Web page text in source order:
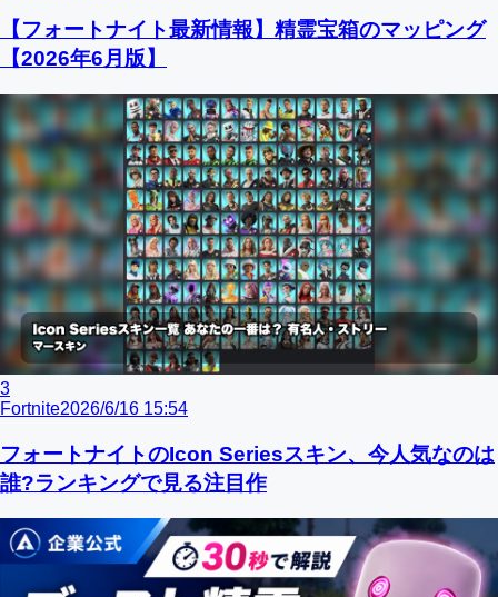
【フォートナイト最新情報】精霊宝箱のマッピング
【2026年6月版】
3
Fortnite2026/6/16 15:54
フォートナイトのIcon Seriesスキン、今人気なのは
誰?ランキングで見る注目作